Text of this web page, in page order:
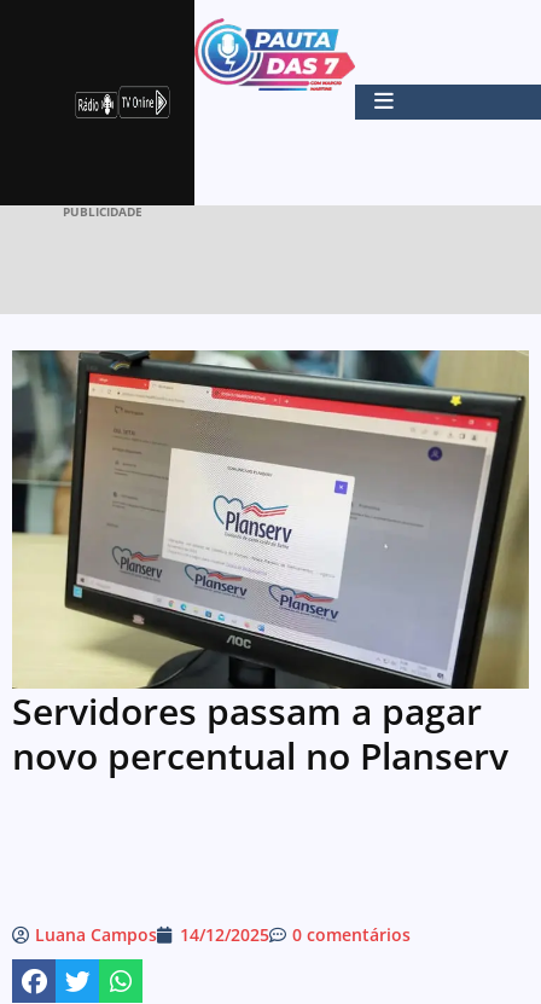
PUBLICIDADE
Servidores passam a pagar
novo percentual no Planserv
Luana Campos 14/12/2025 0 comentários